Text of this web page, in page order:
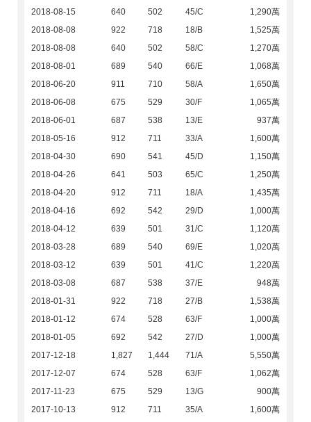
2018-08-15
640 502 45/C
1,290萬
2018-08-08
922 718 18/B
1,525萬
2018-08-08
640 502 58/C
1,270萬
2018-08-01
689 540 66/E
1,068萬
2018-06-20
911 710 58/A
1,650萬
2018-06-08
675 529 30/F
1,065萬
2018-06-01
687 538 13/E
937萬
2018-05-16
912 711 33/A
1,600萬
2018-04-30
690 541 45/D
1,150萬
2018-04-26
641 503 65/C
1,250萬
2018-04-20
912 711 18/A
1,435萬
2018-04-16
692 542 29/D
1,000萬
2018-04-12
639 501 31/C
1,120萬
2018-03-28
689 540 69/E
1,020萬
2018-03-12
639 501 41/C
1,220萬
2018-03-08
687 538 37/E
948萬
2018-01-31
922 718 27/B
1,538萬
2018-01-12
674 528 63/F
1,000萬
2018-01-05
692 542 27/D
1,000萬
2017-12-18
1,827 1,444 71/A
5,550萬
2017-12-07
674 528 63/F
1,062萬
2017-11-23
675 529 13/G
900萬
2017-10-13
912 711 35/A
1,600萬